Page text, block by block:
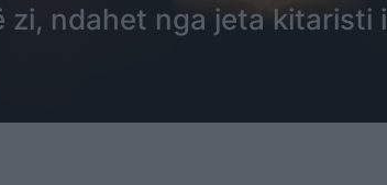
zi, ndahet nga jeta kitaristi i